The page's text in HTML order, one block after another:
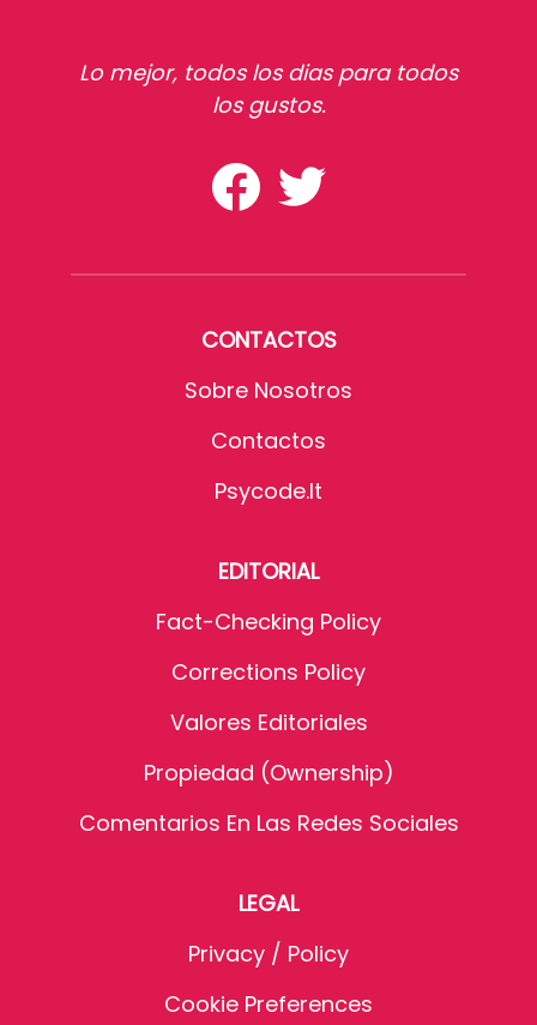
Lo mejor, todos los dias para todos
los gustos.
CONTACTOS
Sobre Nosotros
Contactos
Psycode.it
EDITORIAL
Fact-Checking Policy
Corrections Policy
Valores Editoriales
Propiedad (Ownership)
Comentarios En Las Redes Sociales
LEGAL
Privacy / Policy
Cookie Preferences